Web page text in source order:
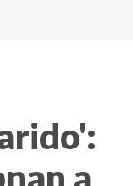
a